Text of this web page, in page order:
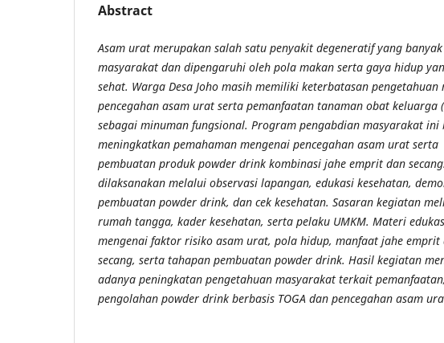
Abstract
Asam urat merupakan salah satu penyakit degeneratif yang
masyarakat dan dipengaruhi oleh pola makan serta gaya hidup
sehat. Warga Desa Joho masih memiliki keterbatasan pengetahuan
pencegahan asam urat serta pemanfaatan tanaman obat keluarga
sebagai minuman fungsional. Program pengabdian masyarakat ini
meningkatkan pemahaman mengenai pencegahan asam urat serta
pembuatan produk powder drink kombinasi jahe emprit dan
dilaksanakan melalui observasi lapangan, edukasi kesehatan,
pembuatan powder drink, dan cek kesehatan. Sasaran kegiatan
rumah tangga, kader kesehatan, serta pelaku UMKM. Materi
mengenai faktor risiko asam urat, pola hidup, manfaat jahe emprit
secang, serta tahapan pembuatan powder drink. Hasil kegiatan
adanya peningkatan pengetahuan masyarakat terkait pemanfaatan,
pengolahan powder drink berbasis TOGA dan pencegahan asam